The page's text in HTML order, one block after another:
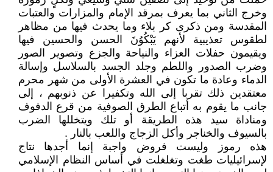
وخرج الثاني بما يعرف بمرقد الإمام والمزارات والعتبات
المقدسة ومن ذكرى كر بلاء وما يحدث فيها من مظاهر
لطقوس تعذيبية لأنهم يَبْكُوُنَ الحسن والحسين فيها
ويقيمون حفلات العزاء والنياحة والجزع وتصوير الصور
وضرب الصدور واللطم وجلد الجسد بالسلاسل وإسالة
الدماء وعادة ما تكون في العشرة الأولى من شهر محرم
معتقدين ذلك تقربا إلى الله وتكفيرا عن ذنوبهم ، إلى
جانب ما يقوم به أتباع الطرق الصوفية من قرع الدفوف
ومناداة سيد هذه الطريقة أو تلك ويتخللها الضرب
بالسيوف والخناجر وأكل الزجاج واللعب بالنار .
هذه رموز وليست فروض واجبة إنما أجدها نتاج
لإسرائيليات طغت وتغلغلت في أساس النظام الإسلامي